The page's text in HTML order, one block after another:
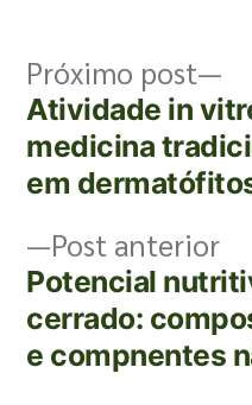
Post anterior
Potencial
cerrado:
e compnentes
Próximo post
Atividade in
medicina
em